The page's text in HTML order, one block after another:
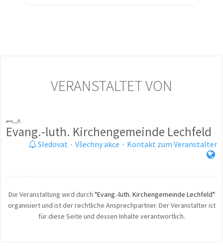
VERANSTALTET VON
Evang.-luth. Kirchengemeinde Lechfeld
Sledovat · Všechny akce · Kontakt zum Veranstalter
Die Veranstaltung wird durch "Evang.-luth. Kirchengemeinde Lechfeld"
organisiert und ist der rechtliche Ansprechpartner. Der Veranstalter ist
für diese Seite und dessen Inhalte verantwortlich.